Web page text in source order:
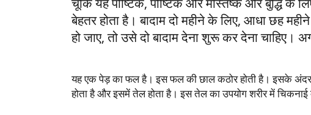
बेहतर होता है। बादाम दो महीने के लिए, आधा छह
हो जाए, तो उसे दो बादाम देना शुरू कर देना चाहिए।
यह एक पेड़ का फल है। इस फल की छाल कठोर होती है। इसके अंदर
होता है और इसमें तेल होता है। इस तेल का उपयोग शरीर में चिकनाई